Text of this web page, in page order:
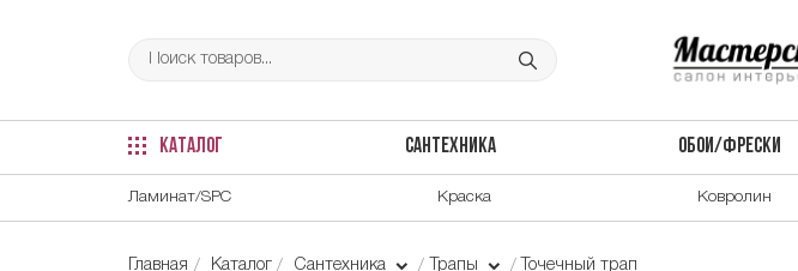
КАТАЛОГ САНТЕХНИКА ОБОИ/ФРЕСКИ
Ламинат/SPC Краска Ковролин
Главная Каталог Сантехника Трапы Точечный трап